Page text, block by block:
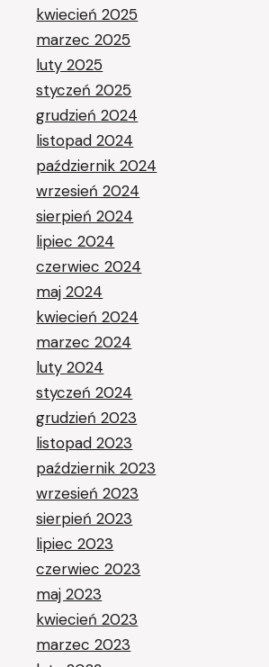
kwiecień 2025
marzec 2025
luty 2025
styczeń 2025
grudzień 2024
listopad 2024
październik 2024
wrzesień 2024
sierpień 2024
lipiec 2024
czerwiec 2024
maj 2024
kwiecień 2024
marzec 2024
luty 2024
styczeń 2024
grudzień 2023
listopad 2023
październik 2023
wrzesień 2023
sierpień 2023
lipiec 2023
czerwiec 2023
maj 2023
kwiecień 2023
marzec 2023